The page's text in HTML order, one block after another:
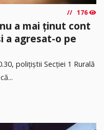
176
a mai ținut cont
a agresat-o pe
polițiștii Secției 1 Rurală